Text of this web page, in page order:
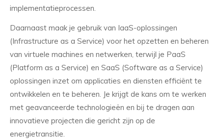
implementatieprocessen.
Daarnaast maak je gebruik van IaaS-oplossingen
(Infrastructure as a Service) voor het opzetten en beheren
van virtuele machines en netwerken, terwijl je PaaS
(Platform as a Service) en SaaS (Software as a Service)
oplossingen inzet om applicaties en diensten efficiënt te
ontwikkelen en te beheren. Je krijgt de kans om te werken
met geavanceerde technologieën en bij te dragen aan
innovatieve projecten die gericht zijn op de
energietransitie.